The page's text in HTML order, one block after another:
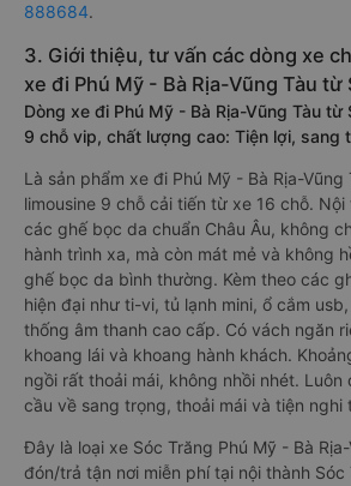
888684.
3. Giới thiệu, tư vấn các dòng xe
xe đi Phú Mỹ - Bà Rịa-Vũng Tàu từ
Dòng xe đi Phú Mỹ - Bà Rịa-Vũng Tàu từ
9 chỗ vip, chất lượng cao: Tiện lợi, sang
Là sản phẩm xe đi Phú Mỹ - Bà Rịa-Vũng
limousine 9 chỗ cải tiến từ xe 16 chỗ.
các ghế bọc da chuẩn Châu Âu, không
hành trình xa, mà còn mát mẻ và không
ghế bọc da bình thường. Kèm theo các
hiện đại như ti-vi, tủ lạnh mini, ổ cắm
thống âm thanh cao cấp. Có vách ngăn
khoang lái và khoang hành khách.
ngồi rất thoải mái, không nhồi nhét.
cầu về sang trọng, thoải mái và tiện nghi
Đây là loại xe Sóc Trăng Phú Mỹ - Bà
đón/trả tận nơi miễn phí tại nội thành Sóc